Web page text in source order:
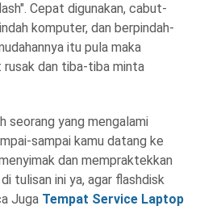
Cepat digunakan, cabut-
komputer, dan berpindah-
itu pula maka
dan tiba-tiba minta
seorang yang mengalami
sampai kamu datang ke
dan mempraktekkan
tulisan ini ya, agar flashdisk
Juga Tempat Service Laptop